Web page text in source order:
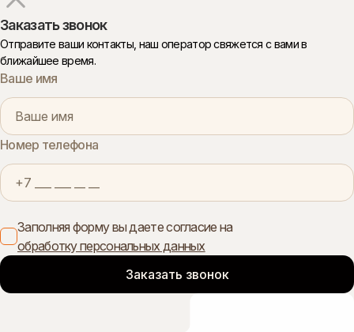
Заказать звонок
Отправите ваши контакты, наш оператор свяжется с вами в
ближайшее время.
Ваше имя
Номер телефона
Заполняя форму вы даете согласие на
обработку персональных данных